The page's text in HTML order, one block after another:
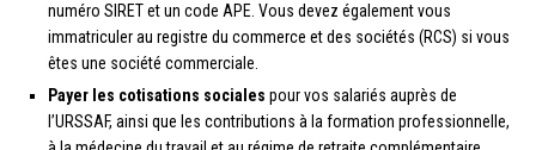
numéro SIRET et un code APE. Vous devez également vous
immatriculer au registre du commerce et des sociétés (RCS) si vous
êtes une société commerciale.
Payer les cotisations sociales pour vos salariés auprès de
l’URSSAF, ainsi que les contributions à la formation professionnelle,